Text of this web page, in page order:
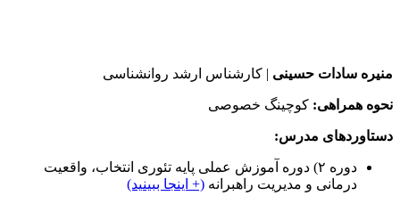
منیره سادات حسینی | کارشناس ارشد روانشناسی
نحوه همراهی: کوچینگ خصوصی
دستاوردهای مدرس:
دوره ۲) دوره آموزش عملی پایه تئوری انتخاب، واقعیت
درمانی و مدیریت راهبرانه (+ اینجا ببینید)